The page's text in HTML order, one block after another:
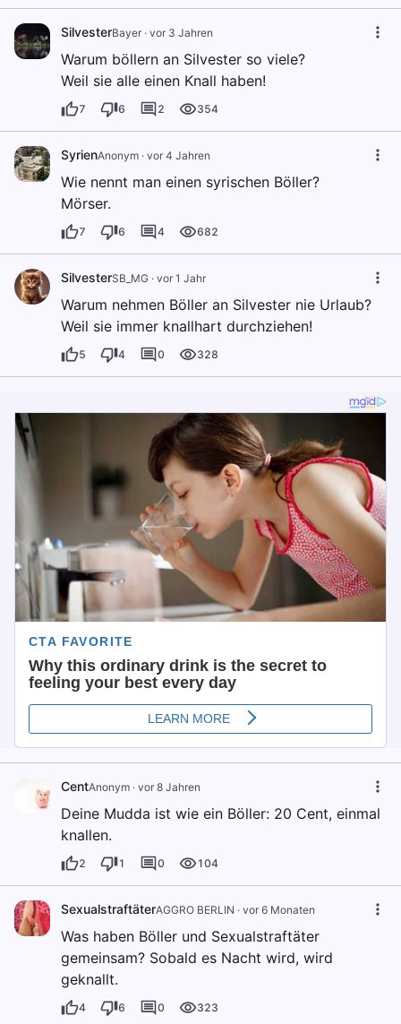
SilvesterBayer · vor 3 Jahren
Warum böllern an Silvester so viele?
Weil sie alle einen Knall haben!
7 6 2 354
SyrienAnonym · vor 4 Jahren
Wie nennt man einen syrischen Böller?
Mörser.
7 6 4 682
SilvesterSB_MG · vor 1 Jahr
Warum nehmen Böller an Silvester nie Urlaub?
Weil sie immer knallhart durchziehen!
5 4 0 328
CentAnonym · vor 8 Jahren
Deine Mudda ist wie ein Böller: 20 Cent, einmal
knallen.
2 1 0 104
SexualstraftäterAGGRO BERLIN · vor 6 Monaten
Was haben Böller und Sexualstraftäter
gemeinsam? Sobald es Nacht wird, wird
geknallt.
4 6 0 323